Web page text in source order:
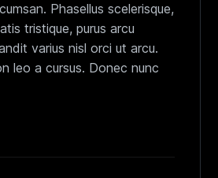
Phasellus scelerisque,
tristique, purus arcu
varius nisl orci ut arcu.
leo a cursus. Donec nunc